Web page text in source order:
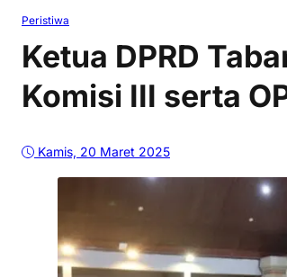
Peristiwa
Ketua DPRD
Komisi III serta
Kamis, 20 Maret 2025